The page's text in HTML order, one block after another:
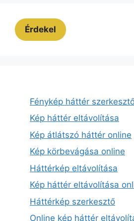
Érdekel
Fénykép háttér
Kép háttér eltávolítása
Kép átlátszó háttér online
Kép körbevágása online
Háttérkép eltávolítása
Kép háttér eltávolítása
Háttérkép szerkesztő
Online kép háttér